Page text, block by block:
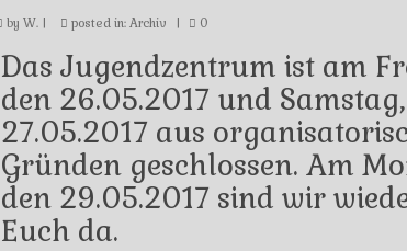
by W.| posted in: Archiv 0
Das Jugendzentrum ist am
den 26.05.2017 und Samstag,
27.05.2017 aus
Gründen geschlossen. Am
den 29.05.2017 sind wir
Euch da.